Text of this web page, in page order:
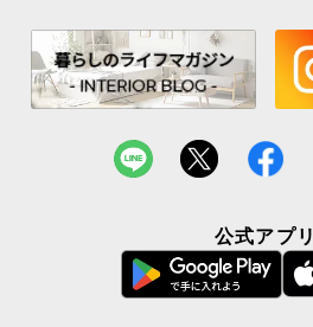
公式アプリ